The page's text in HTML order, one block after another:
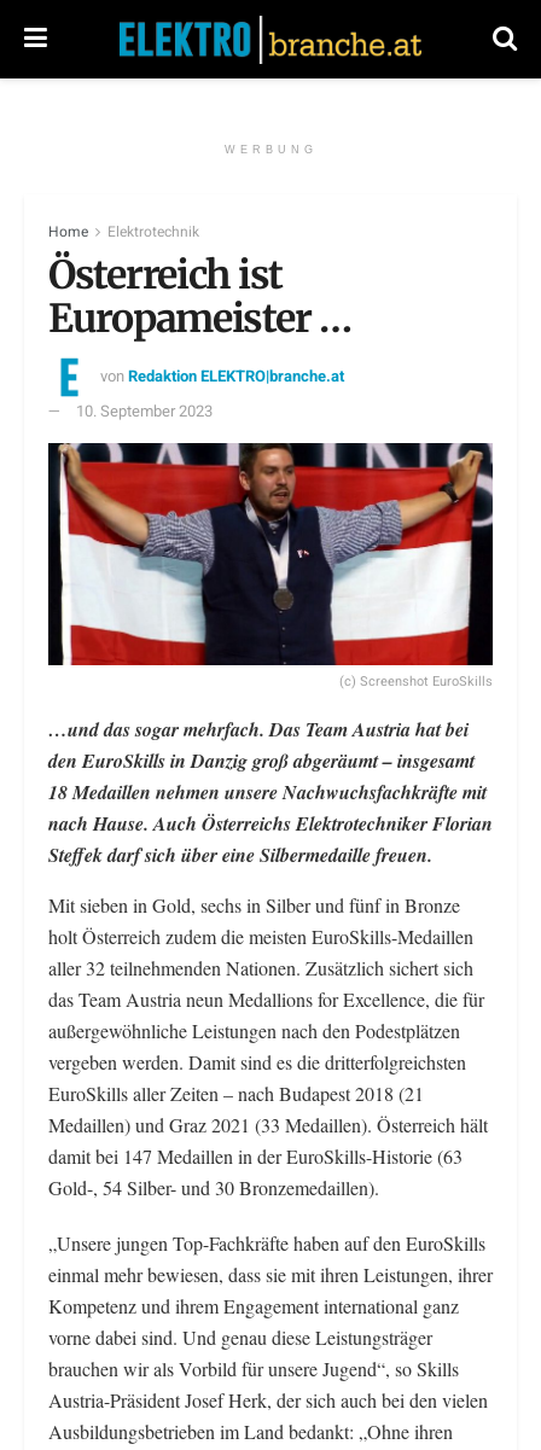
WERBUNG
Home Elektrotechnik
Österreich ist
Europameister …
vonRedaktion ELEKTRO|branche.at
10. September 2023
(c) Screenshot EuroSkills
…und das sogar mehrfach. Das Team Austria hat bei
den EuroSkills in Danzig groß abgeräumt – insgesamt
18 Medaillen nehmen unsere Nachwuchsfachkräfte mit
nach Hause. Auch Österreichs Elektrotechniker Florian
Steffek darf sich über eine Silbermedaille freuen.
Mit sieben in Gold, sechs in Silber und fünf in Bronze
holt Österreich zudem die meisten EuroSkills-Medaillen
aller 32 teilnehmenden Nationen. Zusätzlich sichert sich
das Team Austria neun Medallions for Excellence, die für
außergewöhnliche Leistungen nach den Podestplätzen
vergeben werden. Damit sind es die dritterfolgreichsten
EuroSkills aller Zeiten – nach Budapest 2018 (21
Medaillen) und Graz 2021 (33 Medaillen). Österreich hält
damit bei 147 Medaillen in der EuroSkills-Historie (63
Gold-, 54 Silber- und 30 Bronzemedaillen).
„Unsere jungen Top-Fachkräfte haben auf den EuroSkills
einmal mehr bewiesen, dass sie mit ihren Leistungen, ihrer
Kompetenz und ihrem Engagement international ganz
vorne dabei sind. Und genau diese Leistungsträger
brauchen wir als Vorbild für unsere Jugend“, so Skills
Austria-Präsident Josef Herk, der sich auch bei den vielen
Ausbildungsbetrieben im Land bedankt: „Ohne ihren